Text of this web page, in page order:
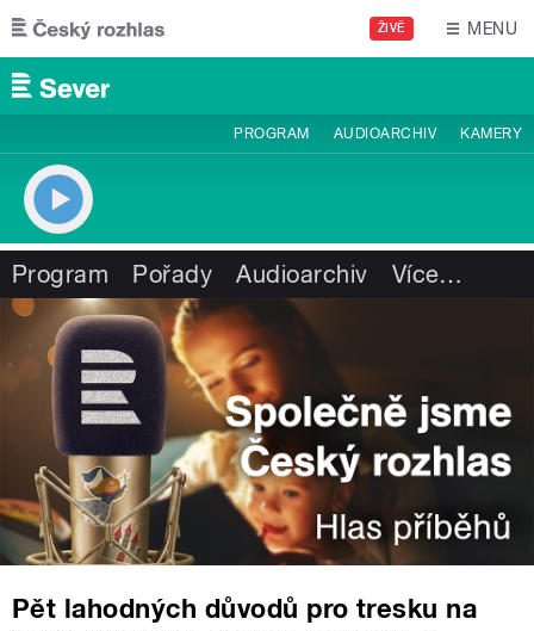
Přejít k hlavnímu obsahu
ŽIVĚ MENU
PROGRAM AUDIOARCHIV KAMERY
Program Pořady Audioarchiv Více…
Pět lahodných důvodů pro tresku na